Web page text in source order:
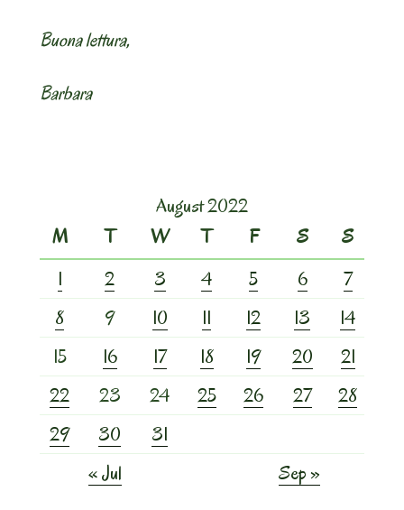
Buona lettura,
Barbara
August 2022
M
T W T F S
S
1
2 3 4 5 6
7
8
9 10 11 12 13
14
15
16 17 18 19 20
21
22
23 24 25 26 27
28
29
30
31
« Jul
Sep »